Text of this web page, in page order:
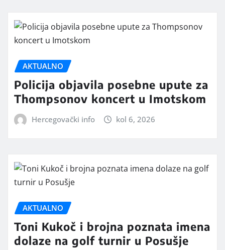
AKTUALNO
Policija objavila posebne upute za
Thompsonov koncert u Imotskom
Hercegovački info kol 6, 2026
AKTUALNO
Toni Kukoč i brojna poznata imena
dolaze na golf turnir u Posušje